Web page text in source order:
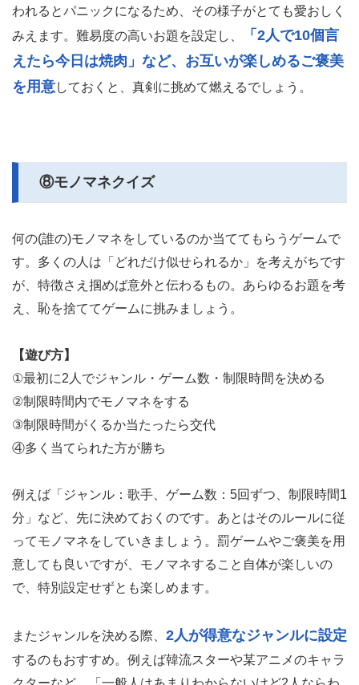
われるとパニックになるため、その様子がとても愛おしく
みえます。難易度の高いお題を設定し、
「2人で10個言
えたら今日は焼肉」など、お互いが楽しめるご褒美
を用意しておくと、真剣に挑めて燃えるでしょう。
⑧モノマネクイズ
何の(誰の)モノマネをしているのか当ててもらうゲームで
す。多くの人は「どれだけ似せられるか」を考えがちです
が、特徴さえ掴めば意外と伝わるもの。あらゆるお題を考
え、恥を捨ててゲームに挑みましょう。
【遊び方】
①最初に2人でジャンル・ゲーム数・制限時間を決める
②制限時間内でモノマネをする
③制限時間がくるか当たったら交代
④多く当てられた方が勝ち
例えば「ジャンル：歌手、ゲーム数：5回ずつ、制限時間1
分」など、先に決めておくのです。あとはそのルールに従
ってモノマネをしていきましょう。罰ゲームやご褒美を用
意しても良いですが、モノマネすること自体が楽しいの
で、特別設定せずとも楽しめます。
またジャンルを決める際、 2人が得意なジャンルに設定
するのもおすすめ。例えば韓流スターや某アニメのキャラ